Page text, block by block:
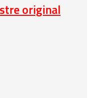
original